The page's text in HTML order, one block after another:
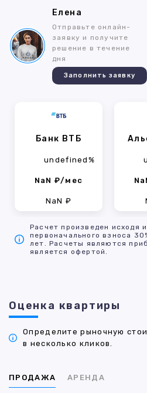
Елена
Отправьте онлайн-
заявку и получите
решение в течение
дня
Заполнить заявку
Банк ВТБ
undefined%
NaN ₽/мес
NaN ₽
Расчет произведен исходя
первоначального взноса
лет. Расчеты являются
является офертой.
Оценка квартиры
Определите рыночную
в несколько кликов.
ПРОДАЖА АРЕНДА